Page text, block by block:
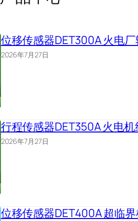
位移传感器DET300A 火电
2026年7月27日
行程传感器DET350A 火电
2026年7月27日
位移传感器DET400A 超临